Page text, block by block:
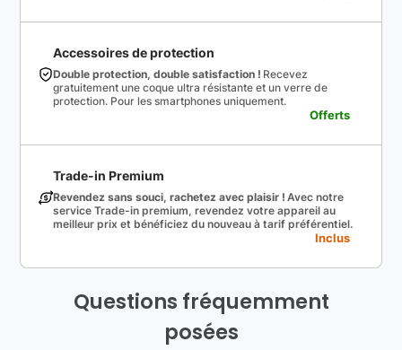
Accessoires de protection
Double protection, double satisfaction ! Recevez
gratuitement une coque ultra résistante et un verre de
protection. Pour les smartphones uniquement.
Offerts
Trade-in Premium
Revendez sans souci, rachetez avec plaisir ! Avec notre
service Trade-in premium, revendez votre appareil au
meilleur prix et bénéficiez du nouveau à tarif préférentiel.
Inclus
Questions fréquemment
posées